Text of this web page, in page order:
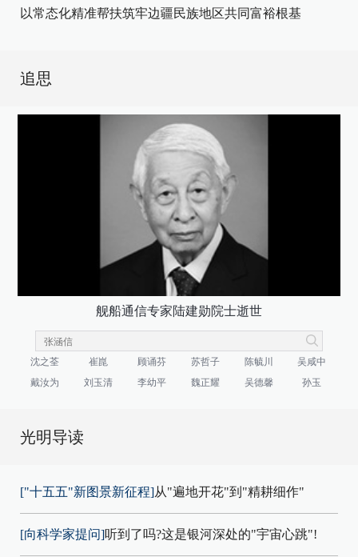
以常态化精准帮扶筑牢边疆民族地区共同富裕根基
追思
舰船通信专家陆建勋院士逝世
沈之荃 崔崑 顾诵芬 苏哲子 陈毓川
吴咸中
戴汝为
刘玉清 李幼平 魏正耀 吴德馨 孙玉
光明导读
["十五五"新图景新征程]从"遍地开花"到"精耕细作"
[向科学家提问]听到了吗?这是银河深处的"宇宙心跳"!